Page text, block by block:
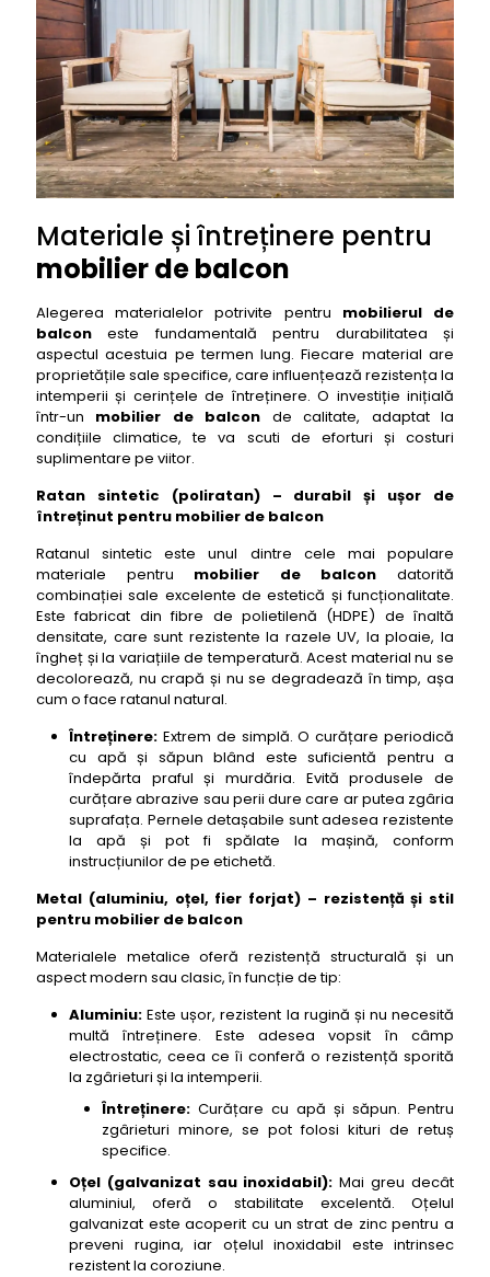
Materiale și întreținere pentru
mobilier de balcon
Alegerea materialelor potrivite pentru mobilierul de
balcon este fundamentală pentru durabilitatea și
aspectul acestuia pe termen lung. Fiecare material are
proprietățile sale specifice, care influențează rezistența la
intemperii și cerințele de întreținere. O investiție inițială
într-un mobilier de balcon de calitate, adaptat la
condițiile climatice, te va scuti de eforturi și costuri
suplimentare pe viitor.
Ratan sintetic (poliratan) – durabil și ușor de
întreținut pentru mobilier de balcon
Ratanul sintetic este unul dintre cele mai populare
materiale pentru mobilier de balcon datorită
combinației sale excelente de estetică și funcționalitate.
Este fabricat din fibre de polietilenă (HDPE) de înaltă
densitate, care sunt rezistente la razele UV, la ploaie, la
îngheț și la variațiile de temperatură. Acest material nu se
decolorează, nu crapă și nu se degradează în timp, așa
cum o face ratanul natural.
Întreținere: Extrem de simplă. O curățare periodică
cu apă și săpun blând este suficientă pentru a
îndepărta praful și murdăria. Evită produsele de
curățare abrazive sau perii dure care ar putea zgâria
suprafața. Pernele detașabile sunt adesea rezistente
la apă și pot fi spălate la mașină, conform
instrucțiunilor de pe etichetă.
Metal (aluminiu, oțel, fier forjat) – rezistență și stil
pentru mobilier de balcon
Materialele metalice oferă rezistență structurală și un
aspect modern sau clasic, în funcție de tip:
Aluminiu: Este ușor, rezistent la rugină și nu necesită
multă întreținere. Este adesea vopsit în câmp
electrostatic, ceea ce îi conferă o rezistență sporită
la zgârieturi și la intemperii.
Întreținere: Curățare cu apă și săpun. Pentru
zgârieturi minore, se pot folosi kituri de retuș
specifice.
Oțel (galvanizat sau inoxidabil): Mai greu decât
aluminiul, oferă o stabilitate excelentă. Oțelul
galvanizat este acoperit cu un strat de zinc pentru a
preveni rugina, iar oțelul inoxidabil este intrinsec
rezistent la coroziune.